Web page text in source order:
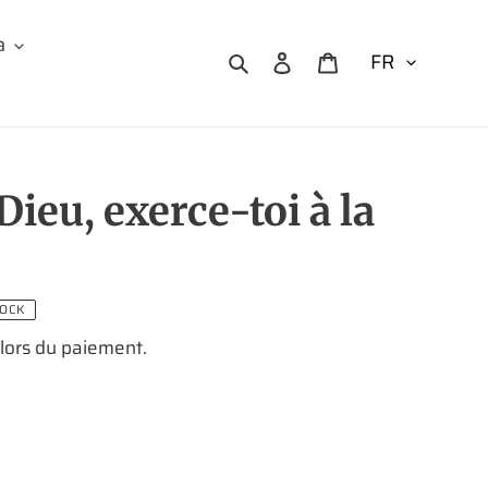
RechercherSe connecter
Panier
exerce-toi à la
du paiement.